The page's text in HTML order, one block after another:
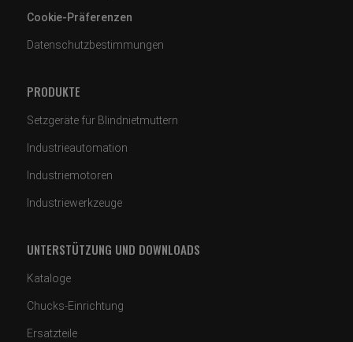
Cookie-Präferenzen
Datenschutzbestimmungen
PRODUKTE
Setzgeräte für Blindnietmuttern
Industrieautomation
Industriemotoren
Industriewerkzeuge
UNTERSTÜTZUNG UND DOWNLOADS
Kataloge
Chucks-Einrichtung
Ersatzteile